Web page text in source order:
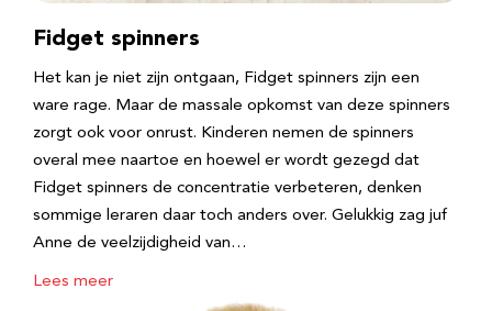
Fidget spinners
Het kan je niet zijn ontgaan, Fidget spinners zijn een
ware rage. Maar de massale opkomst van deze spinners
zorgt ook voor onrust. Kinderen nemen de spinners
overal mee naartoe en hoewel er wordt gezegd dat
Fidget spinners de concentratie verbeteren, denken
sommige leraren daar toch anders over. Gelukkig zag juf
Anne de veelzijdigheid van…
Lees meer